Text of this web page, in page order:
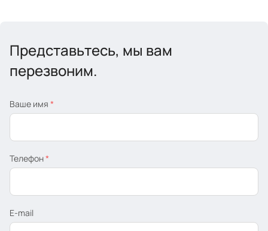
Представьтесь, мы вам
перезвоним.
Ваше имя *
Телефон*
E-mail